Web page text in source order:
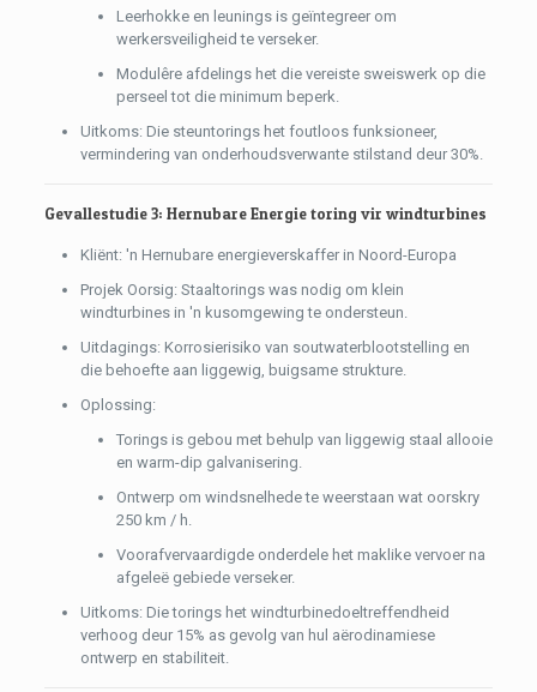
Leerhokke en leunings is geïntegreer om
werkersveiligheid te verseker.
Modulêre afdelings het die vereiste sweiswerk op die
perseel tot die minimum beperk.
Uitkoms: Die steuntorings het foutloos funksioneer,
vermindering van onderhoudsverwante stilstand deur 30%.
Gevallestudie 3: Hernubare Energie toring vir windturbines
Kliënt: 'n Hernubare energieverskaffer in Noord-Europa
Projek Oorsig: Staaltorings was nodig om klein
windturbines in 'n kusomgewing te ondersteun.
Uitdagings: Korrosierisiko van soutwaterblootstelling en
die behoefte aan liggewig, buigsame strukture.
Oplossing:
Torings is gebou met behulp van liggewig staal allooie
en warm-dip galvanisering.
Ontwerp om windsnelhede te weerstaan ​​wat oorskry
250 km / h.
Voorafvervaardigde onderdele het maklike vervoer na
afgeleë gebiede verseker.
Uitkoms: Die torings het windturbinedoeltreffendheid
verhoog deur 15% as gevolg van hul aërodinamiese
ontwerp en stabiliteit.